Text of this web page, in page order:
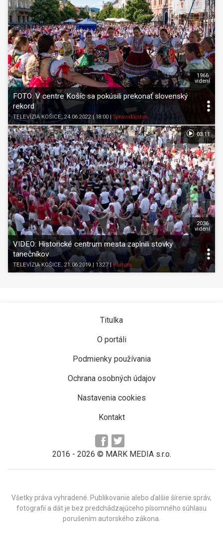
FOTO: V centre Košíc sa pokúsili prekonať slovenský
rekord
TELEVÍZIA KOŠICE, 24.06.2022 | 18:00 Spravodajstvo
1966
videní
VIDEO: Historické centrum mesta zaplnili stovky
tanečníkov
TELEVÍZIA KOŠICE, 21.06.2019 | 13:27|Kultúra
2036
videní
03:11
Titulka
O portáli
Podmienky používania
Ochrana osobných údajov
Nastavenia cookies
Kontakt
2016 - 2026 © MARK MEDIA s.r.o.
Všetky práva vyhradené. Publikovanie alebo ďalšie šírenie správ,
fotografií a dát je bez predchádzajúceho písomného súhlasu
porušením autorského zákona.